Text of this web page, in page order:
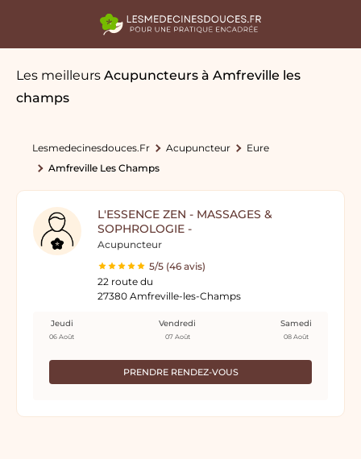
Les meilleurs Acupuncteurs à Amfreville les
champs
Lesmedecinesdouces.fr Acupuncteur
Eure
Amfreville Les Champs
L'ESSENCE ZEN - MASSAGES &
SOPHROLOGIE -
Acupuncteur
5/5 (46 avis)
22 route du
27380 Amfreville-les-Champs
PRENDRE RENDEZ-VOUS
Jeudi
06 Août
Vendredi
07 Août
Samedi
08 Août